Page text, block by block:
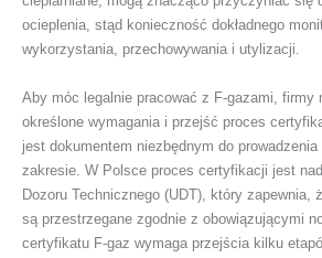
ocieplenia, stąd konieczność dokładnego
wykorzystania, przechowywania i utylizacji.
Aby móc legalnie pracować z F-gazami, firmy
określone wymagania i przejść proces
jest dokumentem niezbędnym do prowadzenia
zakresie. W Polsce proces certyfikacji jest
Dozoru Technicznego (UDT), który zapewnia,
są przestrzegane zgodnie z obowiązującymi
certyfikatu F-gaz wymaga przejścia kilku